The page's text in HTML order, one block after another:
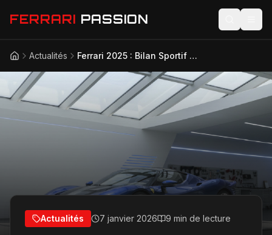
FERRARI PASSION
Actualités
Modèles
AccueilActualités Ferrari 2025 : Bilan Sportif Contrasté, Succès Commerciaux
Actualités 7 janvier 2026 9 min de lecture